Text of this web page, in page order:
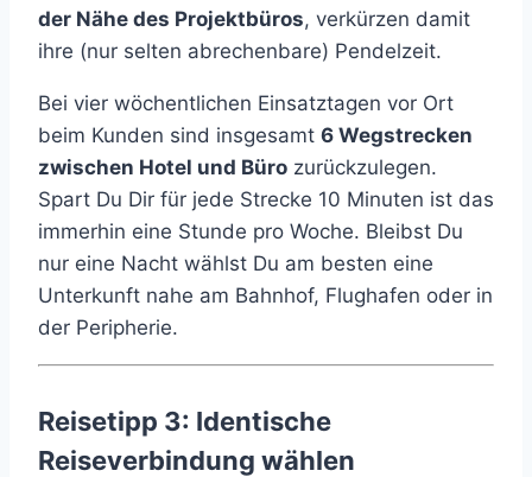
der Nähe des Projektbüros, verkürzen damit
ihre (nur selten abrechenbare) Pendelzeit.
Bei vier wöchentlichen Einsatztagen vor Ort
beim Kunden sind insgesamt 6 Wegstrecken
zwischen Hotel und Büro zurückzulegen.
Spart Du Dir für jede Strecke 10 Minuten ist das
immerhin eine Stunde pro Woche. Bleibst Du
nur eine Nacht wählst Du am besten eine
Unterkunft nahe am Bahnhof, Flughafen oder in
der Peripherie.
Reisetipp 3: Identische
Reiseverbindung wählen